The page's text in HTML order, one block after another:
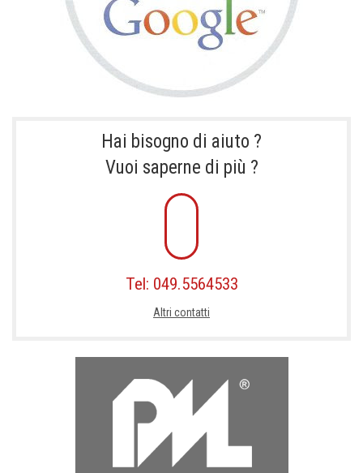
Hai bisogno di aiuto ?
Vuoi saperne di più ?
Tel: 049.5564533
Altri contatti